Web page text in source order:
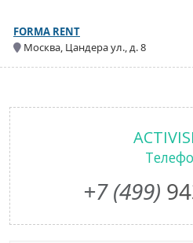
FORMA RENT
Москва, Цандера ул., д. 8
+7 (499)